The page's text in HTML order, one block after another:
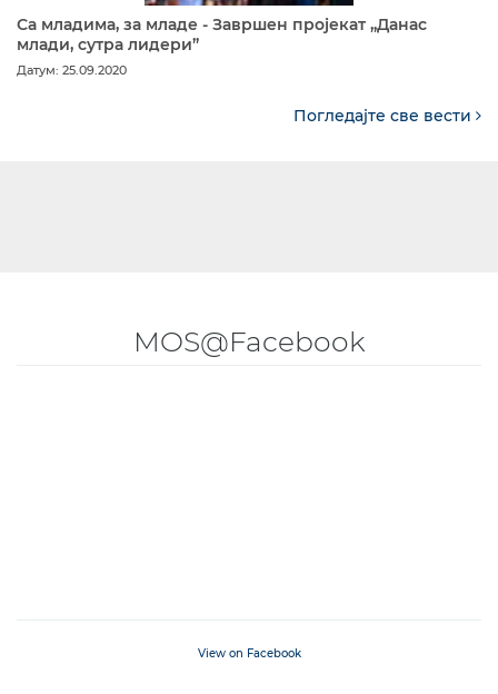
Са младима, за младе - Завршен пројекат „Данас
млади, сутра лидери”
Датум: 25.09.2020
Погледајте све вести
MOS@Facebook
View on Facebook